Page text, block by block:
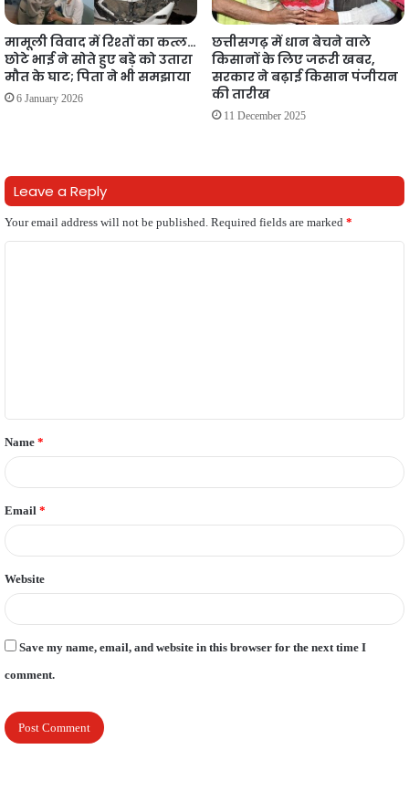
मामूली विवाद में रिश्तों का कत्ल…
छोटे भाई ने सोते हुए बड़े को उतारा
मौत के घाट; पिता ने भी समझाया
6 January 2026
छत्तीसगढ़ में धान बेचने वाले
किसानों के लिए जरूरी खबर,
सरकार ने बढ़ाई किसान पंजीयन
की तारीख
11 December 2025
Leave a Reply
Your email address will not be published. Required fields are marked *
t
*
Name *
Email *
Website
Save my name, email, and website in this browser for the next time I
comment.